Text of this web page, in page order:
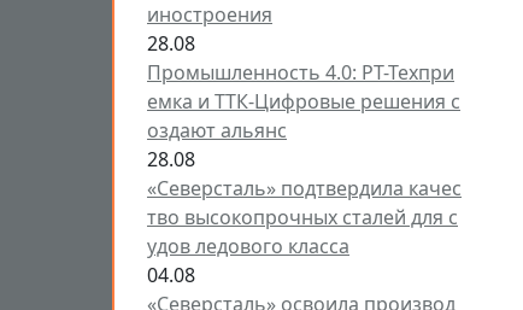
иностроения
28.08
Промышленность 4.0: РТ-Техпри
емка и ТТК-Цифровые решения с
оздают альянс
28.08
«Северсталь» подтвердила качес
тво высокопрочных сталей для с
удов ледового класса
04.08
«Северсталь» освоила производ